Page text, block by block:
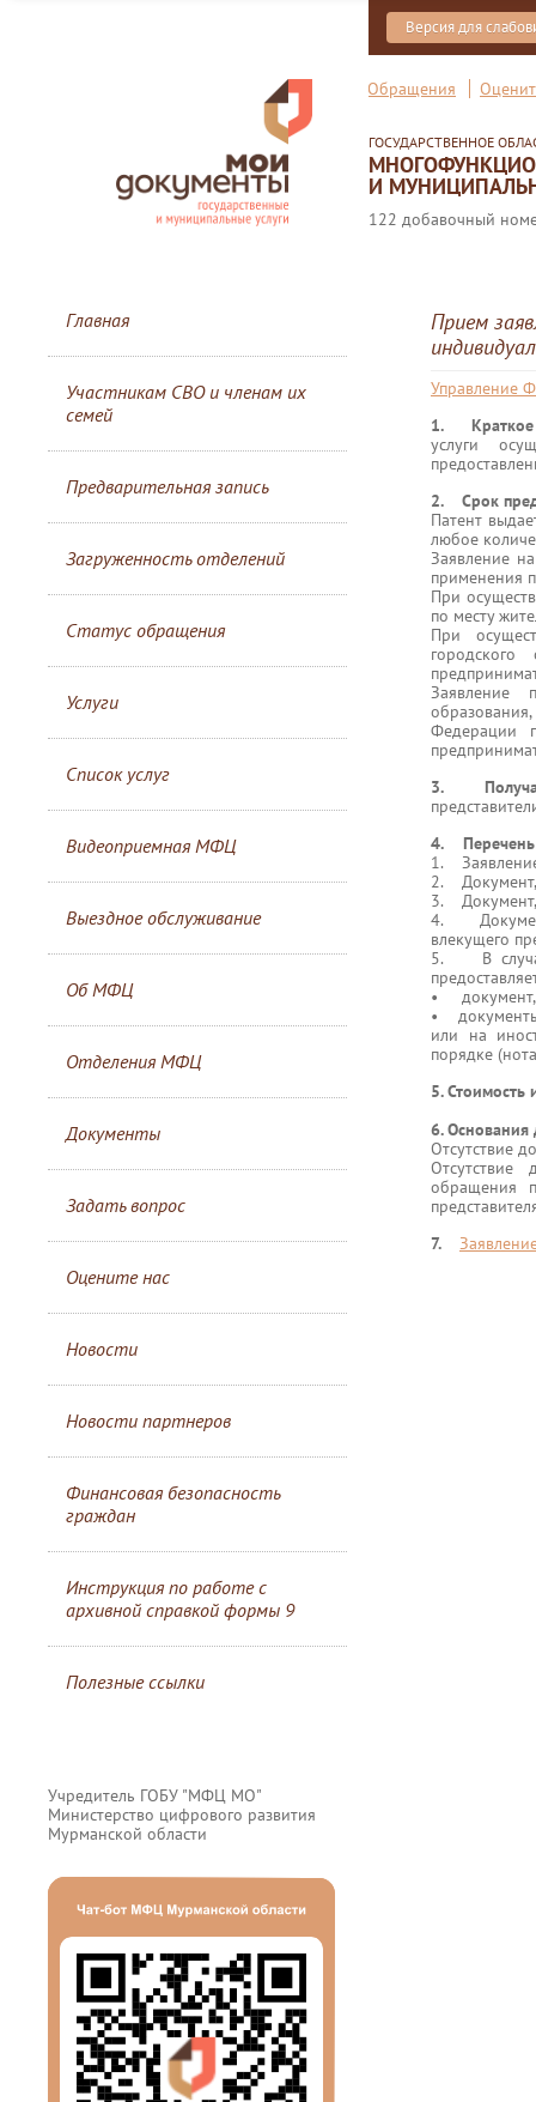
Версия для
Обращения
ГОСУДАРСТВЕННОЕ
И
122 добавочный
Главная
Участникам СВО и членам их
семей
Предварительная запись
Загруженность отделений
Статус обращения
Услуги
Список услуг
Видеоприемная МФЦ
Выездное обслуживание
Об МФЦ
Отделения МФЦ
Документы
Задать вопрос
Оцените нас
Новости
Новости партнеров
Финансовая безопасность
граждан
Инструкция по работе с
архивной справкой формы 9
Полезные ссылки
Учредитель ГОБУ "МФЦ МО"
Министерство цифрового развития
Мурманской области
Прием
Управление
1. Краткое
услуги
2. Срок
Патент
любое
Заявление
применения
При
по месту
При
Заявление
Федерации
3.
4.
1.
2. Документ,
3. Документ,
4.
влекущего
5. В случае,
• документ,
• документы
или на
порядке
5. Стоимость
6. Основания
Отсутствие
Отсутствие
обращения
7.